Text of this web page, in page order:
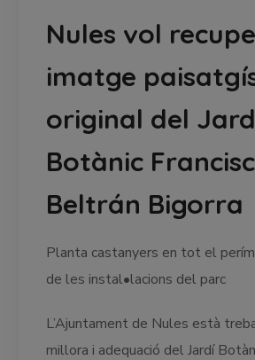
Nules vol
imatge
original del
Botànic
Beltrán Bigorra
Planta castanyers en tot el
de les instal•lacions del parc
L’Ajuntament de Nules està
millora i adequació del Jardí